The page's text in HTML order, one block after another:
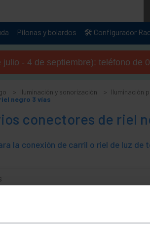
Pilonas y bolardos 🛠️ Configurador
julio - 4 de septiembre): teléfono de
Iluminación y sonorización Iluminación
negro 3 vías
conectores de riel